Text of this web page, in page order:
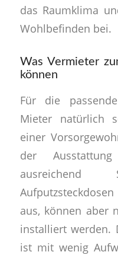
das Raumklima
Wohlbefinden bei.
Was Vermieter
können
Für die
Mieter natürlich
einer
der
ausreichend
aus, können aber
installiert werden.
ist mit wenig